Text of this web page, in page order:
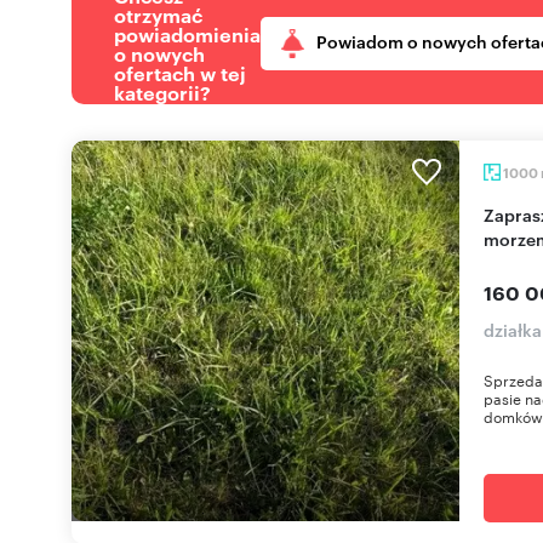
otrzymać
powiadomienia
o nowych
ofertach w tej
kategorii?
Powiadom o nowych
1000
Zapraszam do zakupu działki 1000 m² nad
160
pasie